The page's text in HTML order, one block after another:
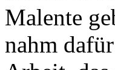
Malente
nahm